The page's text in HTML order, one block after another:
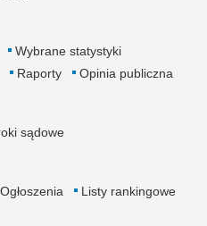
Wybrane statystyki
Raporty Opinia publiczna
sądowe
Ogłoszenia
Listy rankingowe